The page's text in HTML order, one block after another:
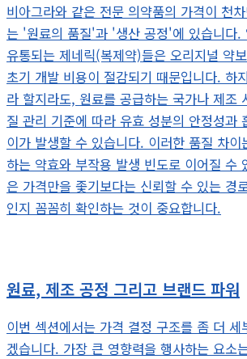
비아그라와 같은 전문 의약품의 가격이 천
는 '원료의 품질'과 '생산 공정'에 있습니다.
유통되는 제네릭(복제약)들은 오리지널 약
초기 개발 비용이 절감되기 때문입니다. 하
라 할지라도, 원료를 공급하는 국가나 제조
질 관리 기준에 따라 유효 성분의 안정성과
이가 발생할 수 있습니다. 이러한 품질 차
하는 약효와 부작용 발생 빈도로 이어질 수
은 가격만을 좇기보다는 신뢰할 수 있는 경
인지 꼼꼼히 확인하는 것이 중요합니다.
원료, 제조 공정 그리고 브랜드 파워
이번 섹션에서는 가격 결정 구조를 좀 더 세
겠습니다. 가장 큰 영향력을 행사하는 요소